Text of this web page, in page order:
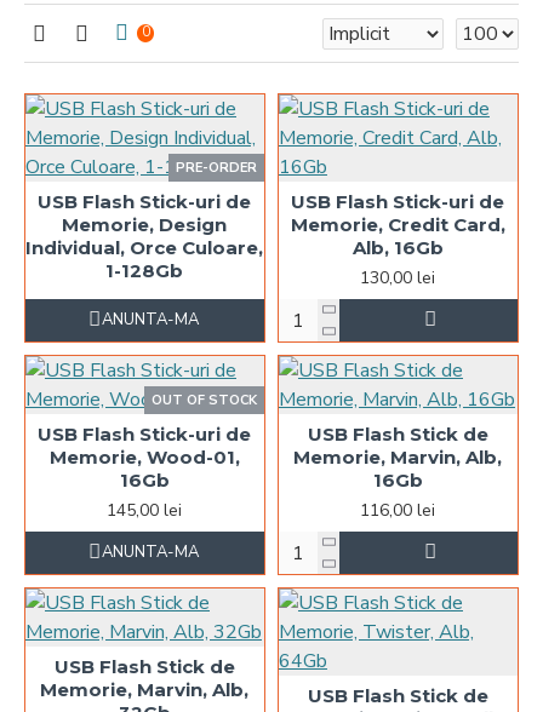
0
PRE-ORDER
USB Flash Stick-uri de
Memorie, Design
Individual, Orce Culoare,
1-128Gb
ANUNTA-MA
USB Flash Stick-uri de
Memorie, Credit Card,
Alb, 16Gb
130,00 lei
OUT OF STOCK
USB Flash Stick-uri de
Memorie, Wood-01,
16Gb
145,00 lei
ANUNTA-MA
USB Flash Stick de
Memorie, Marvin, Alb,
16Gb
116,00 lei
USB Flash Stick de
Memorie, Marvin, Alb,
USB Flash Stick de